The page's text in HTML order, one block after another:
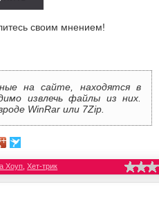
своим мнением!
на сайте, находятся в
извлечь файлы из них.
WinRar или 7Zip.
Хоуп ,Хет-трик